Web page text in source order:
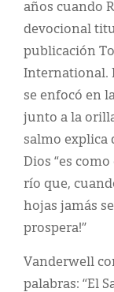
años cuando
devocional
publicación
International.
se enfocó en
junto a la
salmo explica
Dios “es
río que,
hojas jamás
prospera!”
Vanderwell
palabras: “El